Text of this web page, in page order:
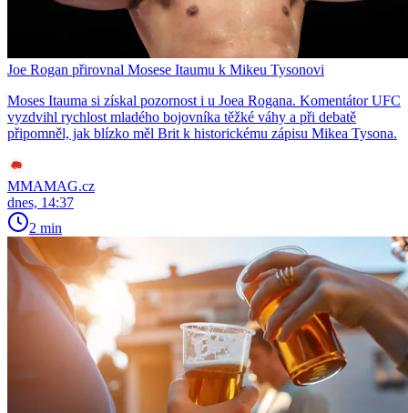
Joe Rogan přirovnal Mosese Itaumu k Mikeu Tysonovi
Moses Itauma si získal pozornost i u Joea Rogana. Komentátor UFC
vyzdvihl rychlost mladého bojovníka těžké váhy a při debatě
připomněl, jak blízko měl Brit k historickému zápisu Mikea Tysona.
MMAMAG.cz
dnes, 14:37
2 min